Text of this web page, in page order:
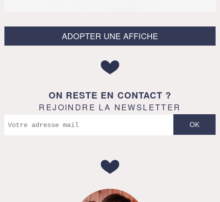
ADOPTER UNE AFFICHE
ON RESTE EN CONTACT ?
REJOINDRE LA NEWSLETTER